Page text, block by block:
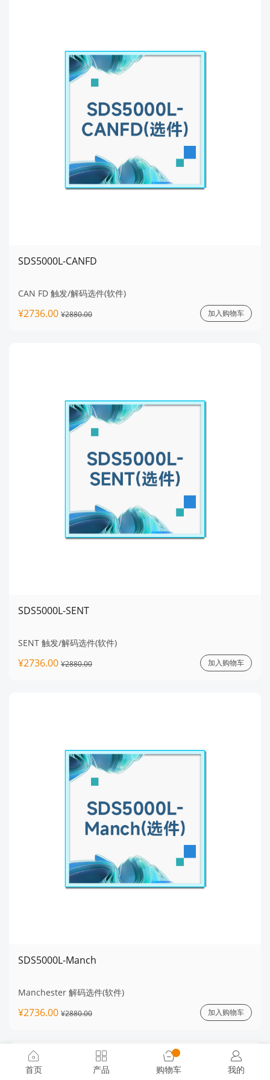
SDS5000L-CANFD
CAN FD 触发/解码选件(软件)
¥2736.00 ¥2880.00 加入购物车
SDS5000L-SENT
SENT 触发/解码选件(软件)
¥2736.00 ¥2880.00 加入购物车
SDS5000L-Manch
Manchester 解码选件(软件)
¥2736.00 ¥2880.00 加入购物车
首页 产品 购物车 我的